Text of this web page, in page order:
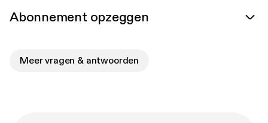
Abonnement opzeggen
Meer vragen & antwoorden